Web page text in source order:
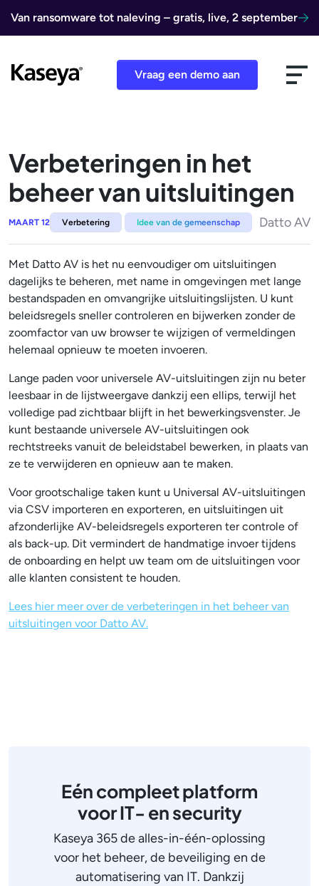
Van ransomware tot naleving – gratis, live, 2 september
Vraag een demo aan
Verbeteringen in het
beheer van uitsluitingen
MAART 12 Verbetering Idee van de gemeenschap Datto AV
Met Datto AV is het nu eenvoudiger om uitsluitingen
dagelijks te beheren, met name in omgevingen met lange
bestandspaden en omvangrijke uitsluitingslijsten. U kunt
beleidsregels sneller controleren en bijwerken zonder de
zoomfactor van uw browser te wijzigen of vermeldingen
helemaal opnieuw te moeten invoeren.
Lange paden voor universele AV-uitsluitingen zijn nu beter
leesbaar in de lijstweergave dankzij een ellips, terwijl het
volledige pad zichtbaar blijft in het bewerkingsvenster. Je
kunt bestaande universele AV-uitsluitingen ook
rechtstreeks vanuit de beleidstabel bewerken, in plaats van
ze te verwijderen en opnieuw aan te maken.
Voor grootschalige taken kunt u Universal AV-uitsluitingen
via CSV importeren en exporteren, en uitsluitingen uit
afzonderlijke AV-beleidsregels exporteren ter controle of
als back-up. Dit vermindert de handmatige invoer tijdens
de onboarding en helpt uw team om de uitsluitingen voor
alle klanten consistent te houden.
Lees hier meer over de verbeteringen in het beheer van
uitsluitingen voor Datto AV.
Eén compleet platform
voor IT- en security
Kaseya 365 de alles-in-één-oplossing
voor het beheer, de beveiliging en de
automatisering van IT. Dankzij